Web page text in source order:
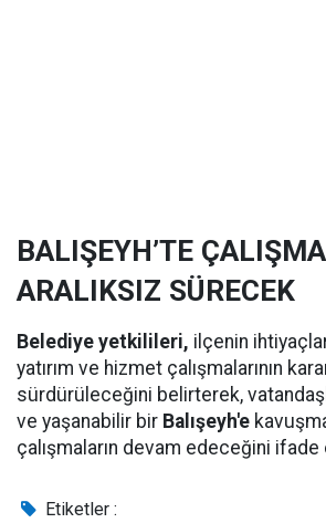
BALIŞEYH’TE
ARALIKSIZ SÜRECEK
Belediye yetkilileri, ilçenin
yatırım ve hizmet çalışmalarının
sürdürüleceğini belirterek,
ve yaşanabilir bir Balışeyh'e
çalışmaların devam edeceğini ifade
Etiketler :